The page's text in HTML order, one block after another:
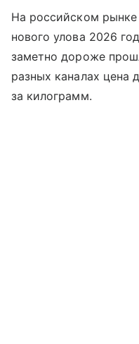
На российском рынке
нового улова 2026
заметно дороже
разных каналах цена
за килограмм.